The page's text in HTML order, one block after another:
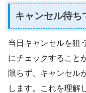
キャンセル待ち
当日キャンセルを狙
にチェックすること
限らず、キャンセル
します。これを理解